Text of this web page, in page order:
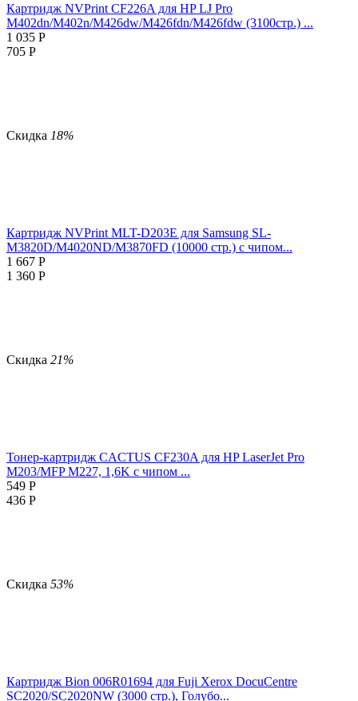
Картридж NVPrint CF226A для HP LJ Pro
M402dn/M402n/M426dw/M426fdn/M426fdw (3100стр.) ...
1 035 Р
705 Р
Скидка 18%
Картридж NVPrint MLT-D203E для Samsung SL-
M3820D/M4020ND/M3870FD (10000 стр.) с чипом...
1 667 Р
1 360 Р
Скидка 21%
Тонер-картридж CACTUS CF230A для HP LaserJet Pro
M203/MFP M227, 1,6K с чипом ...
549 Р
436 Р
Скидка 53%
Картридж Bion 006R01694 для Fuji Xerox DocuCentre
SC2020/SC2020NW (3000 стр.), Голубо...